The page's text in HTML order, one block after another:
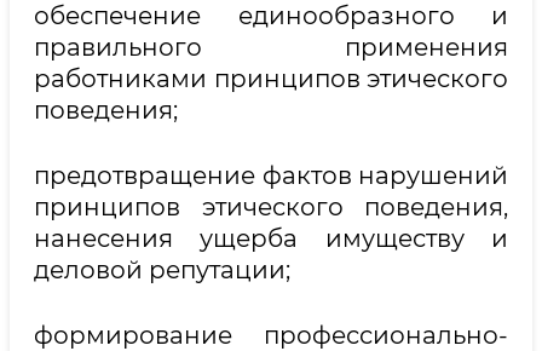
обеспечение единообразного и
правильного применения
работниками принципов этического
поведения;
предотвращение фактов нарушений
принципов этического поведения,
нанесения ущерба имуществу и
деловой репутации;
формирование профессионально-